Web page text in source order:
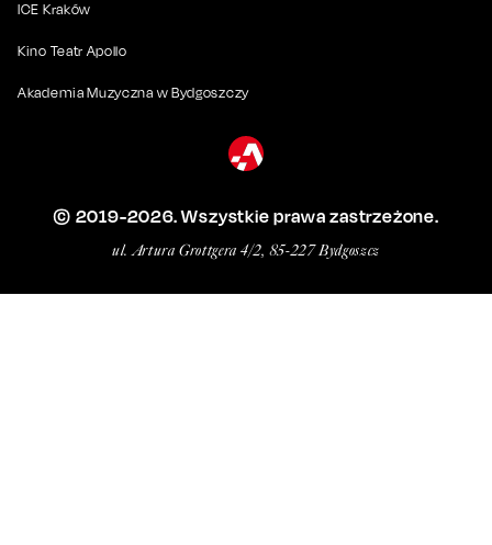
ICE Kraków
Kino Teatr Apollo
Akademia Muzyczna w Bydgoszczy
© 2019-2026. Wszystkie prawa zastrzeżone.
ul. Artura Grottgera 4/2, 85-227 Bydgoszcz